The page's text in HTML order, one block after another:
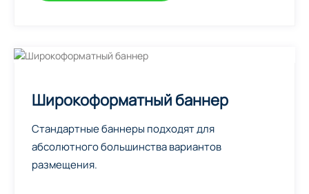
Широкоформатный баннер
Стандартные баннеры подходят для
абсолютного большинства вариантов
размещения.